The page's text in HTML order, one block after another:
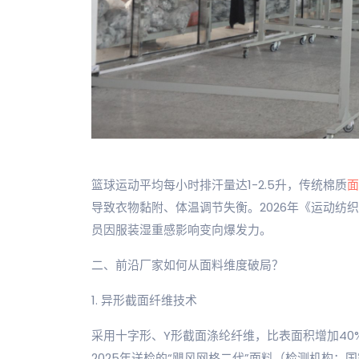
篮球运动平均每小时排汗量达1-2.5升，传统棉质
导致衣物黏附、体温调节失衡。2026年《运动纺
员因服装湿重感影响变向爆发力。
二、前沿厂家如何从面料维度破局？
1. 异形截面纤维技术
采用十字形、Y形截面涤纶纤维，比表面积增加